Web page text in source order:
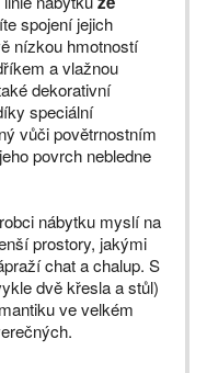
spojení jejich
nízkou hmotností
a vlažnou
dekorativní
speciální
vůči povětrnostním
povrch nebledne
nábytku myslí na
prostory, jakými
chat a chalup. S
dvě křesla a stůl)
ve velkém